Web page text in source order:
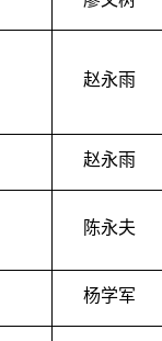
赵永雨
赵永雨
陈永夫
杨学军